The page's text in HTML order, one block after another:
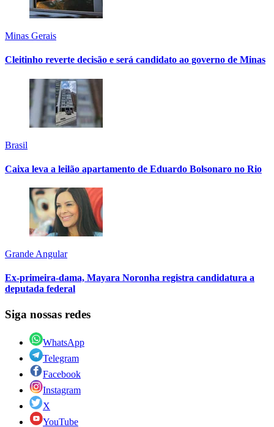
Minas Gerais
Cleitinho reverte decisão e será candidato ao governo de Minas
Brasil
Caixa leva a leilão apartamento de Eduardo Bolsonaro no Rio
Grande Angular
Ex-primeira-dama, Mayara Noronha registra candidatura a
deputada federal
Siga nossas redes
WhatsApp
Telegram
Facebook
Instagram
X
YouTube